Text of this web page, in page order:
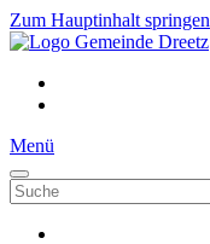
Zum Hauptinhalt springen
Menü